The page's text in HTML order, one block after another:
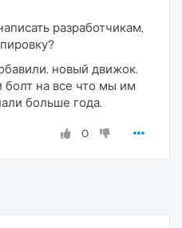
разработчикам,
новый движок.
болт на все что мы им
больше года.
0